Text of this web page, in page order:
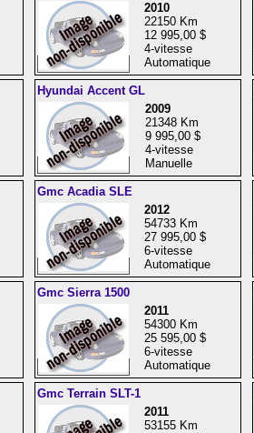
2010
22150 Km
12 995,00 $
4-vitesse
Automatique
Hyundai Accent GL
2009
21348 Km
9 995,00 $
4-vitesse
Manuelle
Gmc Acadia SLE
2012
54733 Km
27 995,00 $
6-vitesse
Automatique
Gmc Sierra 1500
2011
54300 Km
25 595,00 $
6-vitesse
Automatique
Gmc Terrain SLT-1
2011
53155 Km